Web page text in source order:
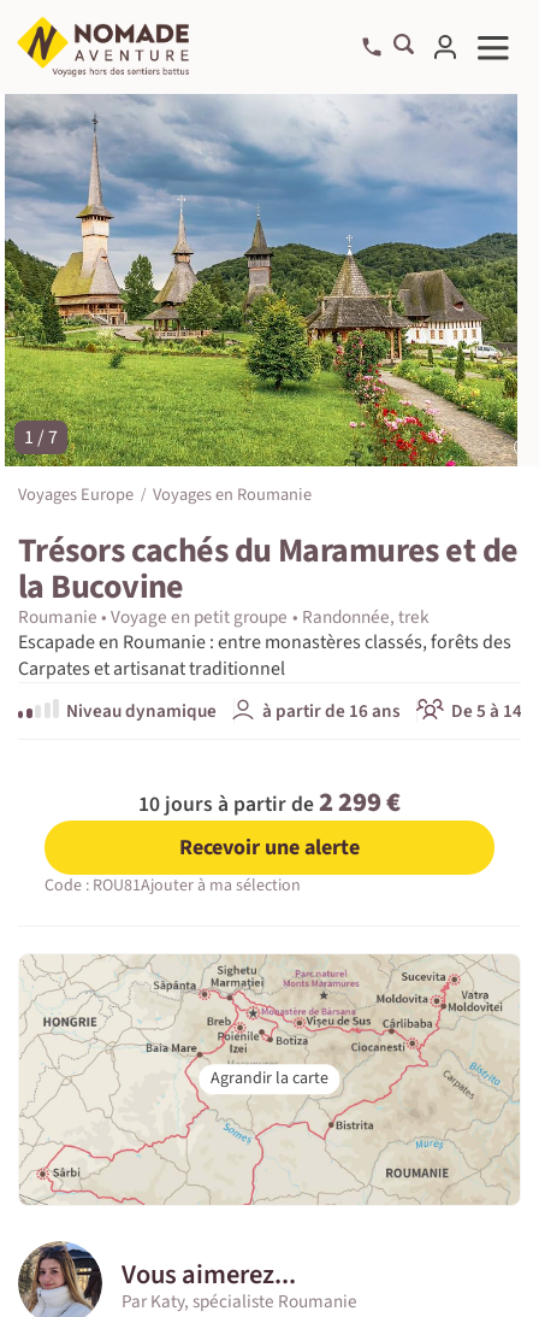
©
1 / 7
Voyages Europe Voyages en Roumanie
Trésors cachés du Maramures et de
la Bucovine
Roumanie Voyage en petit groupe
Randonnée, trek
Escapade en Roumanie : entre monastères classés, forêts des
Carpates et artisanat traditionnel
Niveau dynamique
à partir de 16 ans De 5 à 14
10 jours à partir de2 299 €
Recevoir une alerte
Code : ROU81Ajouter à ma sélection
Vous aimerez...
Par Katy, spécialiste Roumanie